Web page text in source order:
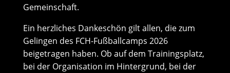
Gemeinschaft.
Ein herzliches Dankeschön gilt allen, die zum
Gelingen des FCH-Fußballcamps 2026
beigetragen haben. Ob auf dem Trainingsplatz,
bei der Organisation im Hintergrund, bei der